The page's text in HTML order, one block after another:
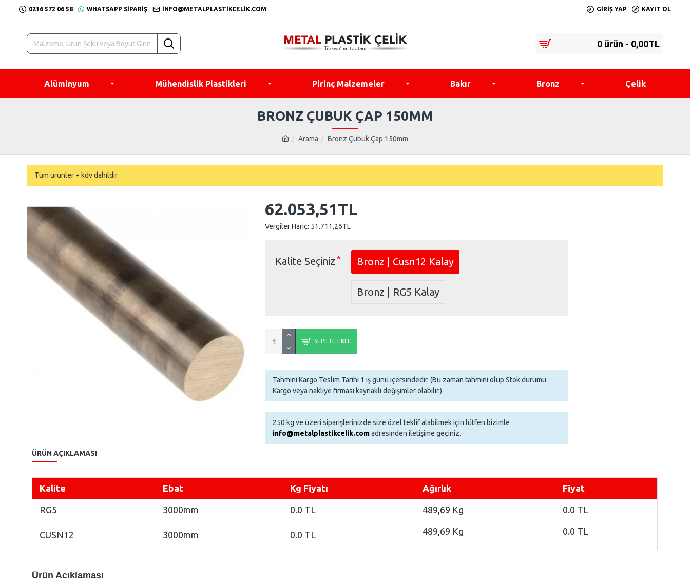
0216 572 06 58 WHATSAPP SIPARIŞ INFO@METALPLASTIKCELIK.COM GIRIŞ YAP KAYIT OL
0 ürün - 0,00TL
Alüminyum Mühendislik Plastikleri Pirinç Malzemeler Bakır Bronz Çelik
Arama Bronz Çubuk Çap 150mm
BRONZ ÇUBUK ÇAP 150MM
Tüm ürünler + kdv dahildir.
62.053,51TL
Vergiler Hariç: 51.711,26TL
SEPETE EKLE
Kalite Seçiniz Bronz | Cusn12 Kalay
Bronz | RG5 Kalay
Tahmini Kargo Teslim Tarihi 1 iş günü içersindedir. (Bu zaman tahmini olup Stok durumu
Kargo veya nakliye firması kaynaklı değişimler olabilir.)
250 kg ve üzeri siparişlerinizde size özel teklif alabilmek için lütfen bizimle
info@metalplastikcelik.comadresinden iletişime geçiniz.
ÜRÜN AÇIKLAMASI
Kalite Ebat Kg Fiyatı Ağırlık Fiyat
RG5 3000mm 0.0 TL 489,69 Kg 0.0 TL
CUSN12 3000mm 0.0 TL 489,69 Kg 0.0 TL
Ürün Açıklaması